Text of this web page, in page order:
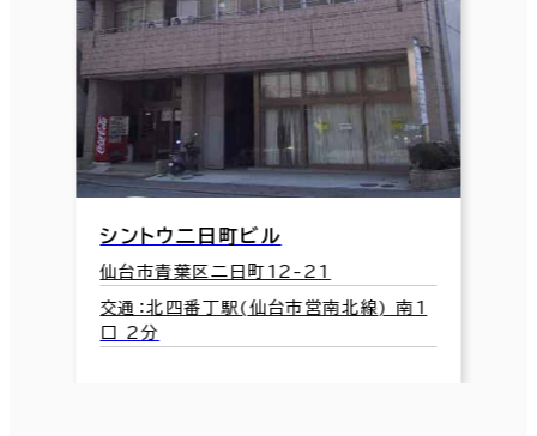
シントウ二日町ビル
仙台市青葉区二日町12-21
交通：北四番丁駅(仙台市営南北線) 南1
口 2分